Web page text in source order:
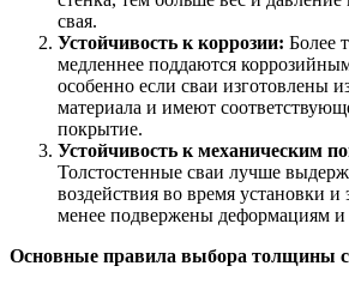
свая.
Устойчивость к коррозии: Более
медленнее поддаются
особенно если сваи изготовлены
материала и имеют
покрытие.
Устойчивость к механическим
Толстостенные сваи лучше
воздействия во время установки
менее подвержены деформациям
Основные правила выбора толщины